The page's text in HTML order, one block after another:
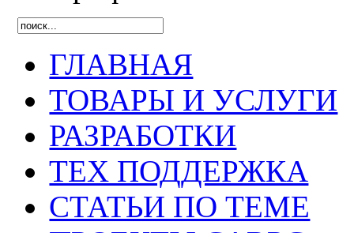
ГЛАВНАЯ
ТОВАРЫ И УСЛУГИ
РАЗРАБОТКИ
ТЕХ ПОДДЕРЖКА
СТАТЬИ ПО ТЕМЕ